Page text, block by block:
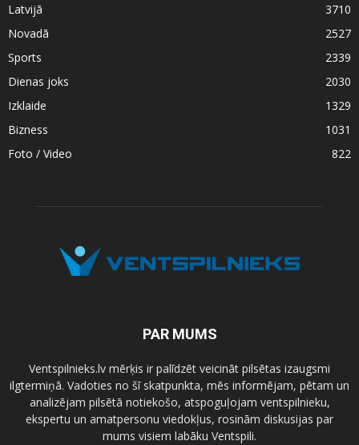
Latvijā
3710
Novadā
2527
Sports
2339
Dienas joks
2030
Izklaide
1329
Bizness
1031
Foto / Video
822
PAR MUMS
Ventspilnieks.lv mērķis ir palīdzēt veicināt pilsētas izaugsmi
ilgtermiņā. Vadoties no šī skatpunkta, mēs informējam, pētam un
analizējam pilsētā notiekošo, atspoguļojam ventspilnieku,
ekspertu un amatpersonu viedokļus, rosinām diskusijas par
mums visiem labāku Ventspili.